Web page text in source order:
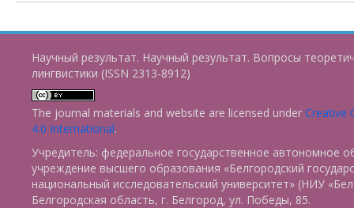
Научный результат. Научный результат. Вопросы
лингвистики (ISSN 2313-8912)
The journal materials and website are licensed under Creative
4.0 International.
Учредитель: федеральное государственное автономное
учреждение высшего образования «Белгородский
национальный исследовательский университет» (НИУ
Белгородская область, г. Белгород, ул. Победы, 85.